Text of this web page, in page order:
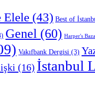
Elele (43) Best of
Genel (60) Harper's
Vakıfbank Dergisi (3)
(16) İstanbul